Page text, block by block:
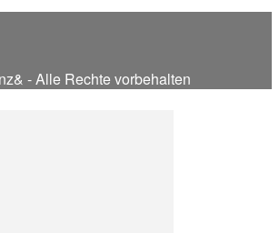
- Alle Rechte vorbehalten